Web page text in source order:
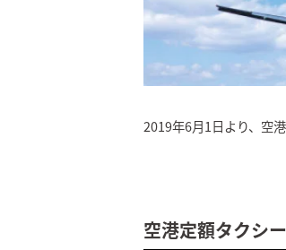
2019年6月1日より、空
空港定額タクシ